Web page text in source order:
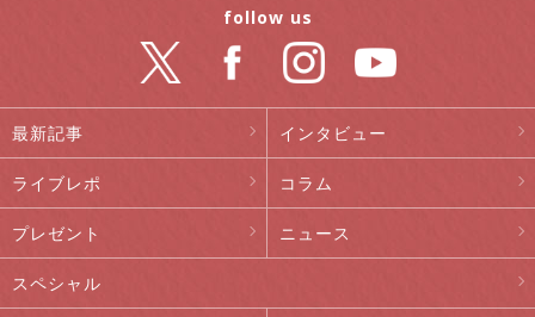
最新記事 インタビュー
ライブレポ コラム
プレゼント ニュース
スペシャル
follow us